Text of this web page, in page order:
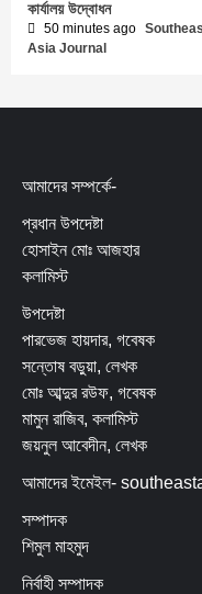
কার্যালয় উদ্বোধন
50 minutes ago
Asia Journal
আমাদের সম্পর্কে-
প্রধান উপদেষ্টা
হোসাইন মোঃ আজহার
কলামিস্ট
উপদেষ্টা
পারভেজ হায়দার, গবেষক
সন্তোষ বড়ুয়া, লেখক
মোঃ আব্দুর রউফ, গবেষক
মামুন রাজিব, কলামিস্ট
জয়নুল আবেদীন, লেখক
আমাদের ইমেইল-
সম্পাদক
শিমুল মাহমুদ
নির্বাহী সম্পাদক